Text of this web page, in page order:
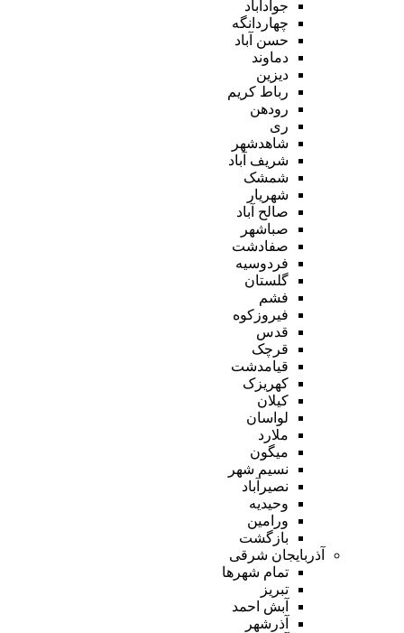
جوادآباد
چهاردانگه
حسن آباد
دماوند
دیزین
رباط کریم
رودهن
ری
شاهدشهر
شریف آباد
شمشک
شهریار
صالح آباد
صباشهر
صفادشت
فردوسیه
گلستان
فشم
فیروزکوه
قدس
قرچک
قیامدشت
کهریزک
کیلان
لواسان
ملارد
میگون
نسیم شهر
نصیرآباد
وحیدیه
ورامین
بازگشت
آذربایجان شرقی
تمام شهر‌ها
تبریز
آبش احمد
آذرشهر